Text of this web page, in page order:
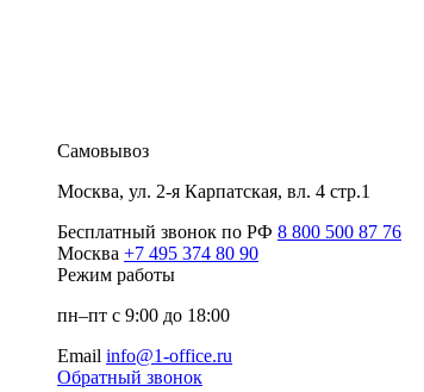
Самовывоз
Москва, ул. 2-я Карпатская, вл. 4 стр.1
Бесплатный звонок по РФ 8 800 500 87 76
Москва +7 495 374 80 90
Режим работы
пн–пт с 9:00 до 18:00
Email info@1-office.ru
Обратный звонок